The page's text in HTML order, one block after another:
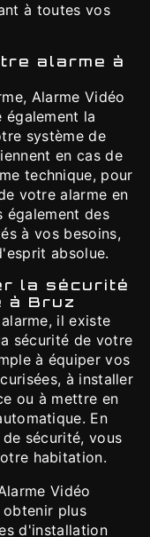
à toutes vos
alarme à
Alarme Vidéo
également la
système de
en cas de
technique, pour
votre alarme en
également des
à vos besoins,
absolue.
la sécurité
à Bruz
il existe
sécurité de votre
à équiper vos
à installer
ou à mettre en
En
sécurité, vous
habitation.
Vidéo
obtenir plus
d'installation